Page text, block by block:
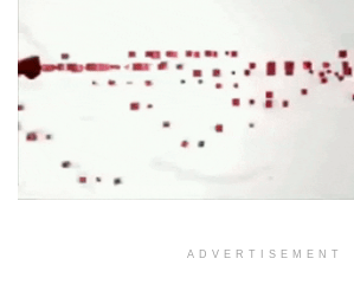
ADVERTISEMENT